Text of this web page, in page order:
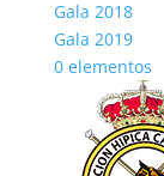
Gala 2018
Gala 2019
0 elementos